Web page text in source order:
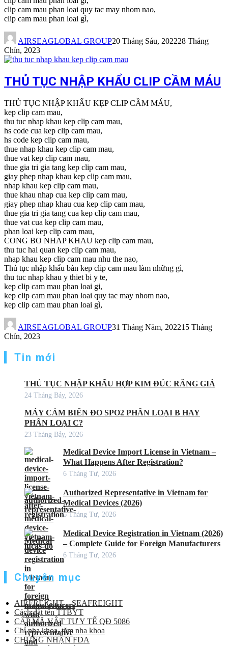
clip cam mau phan loai quy tac may nhom nao,
clip cam mau phan loai gì,
AIRSEAGLOBAL GROUP20 Tháng Sáu, 202228 Tháng
Chín, 2023
THỦ TỤC NHẬP KHẨU CLIP CẦM MÁU
THỦ TỤC NHẬP KHẨU KẸP CLIP CẦM MÁU,
kep clip cam mau,
thu tuc nhap khau kep clip cam mau,
hs code cua kep clip cam mau,
hs code kep clip cam mau,
thue nhap khau kep clip cam mau,
thue vat kep clip cam mau,
thue gia tri gia tang kep clip cam mau,
giay phep nhap khau kep clip cam mau,
nhap khau kep clip cam mau,
thue khau nhap cua kep clip cam mau,
giay phep nhap khau cua kep clip cam mau,
thue gia tri gia tang cua kep clip cam mau,
thue vat cua kep clip cam mau,
phan loai kep clip cam mau,
CONG BO NHAP KHAU kep clip cam mau,
thu tuc hai quan kep clip cam mau,
nhap khau kep clip cam mau nhu the nao,
Thủ tục nhập khẩu bàn kep clip cam mau làm những gì,
thu tuc nhap khau y thiet bi y te,
kep clip cam mau phan loai gi,
kep clip cam mau phan loai quy tac may nhom nao,
kep clip cam mau phan loai gì,
AIRSEAGLOBAL GROUP31 Tháng Năm, 202215 Tháng
Chín, 2023
Tin mới
THỦ TỤC NHẬP KHẨU HỢP KIM ĐÚC RĂNG GIẢ
24 Tháng Bảy, 2026
MÁY CẢM BIẾN ĐO SPO2 PHÂN LOẠI B HAY
PHÂN LOẠI C?
23 Tháng Bảy, 2026
Medical Device Import License in Vietnam –
What Happens After Registration?
6 Tháng Tư, 2026
Authorized Representative in Vietnam for
Medical Devices (2026)
6 Tháng Tư, 2026
Medical Device Registration in Vietnam (2026)
– Complete Guide for Foreign Manufacturers
6 Tháng Tư, 2026
Chuyên mục
AIRFREIGHT – SEAFREIGHT
Cách đặt tên TTBYT
CẤP MÃ VẬT TƯ Y TẾ QĐ 5086
Chỉ nha khoa, tăm nha khoa
CHỨNG NHẬN FDA